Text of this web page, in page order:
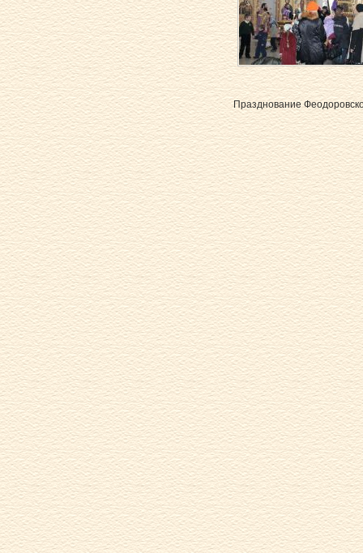
Празднование